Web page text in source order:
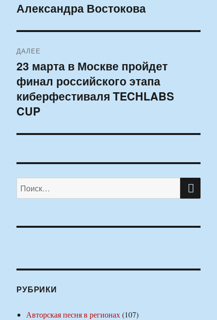
записям
запись:
Александра Востокова
ДАЛЕЕ
Следующая
запись:
23 марта в Москве пройдет
финал российского этапа
киберфестиваля TECHLABS
CUP
Искать:
РУБРИКИ
Авторская песня в регионах(107)